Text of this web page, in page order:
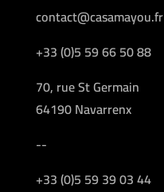
contact@casamayou.fr
+33 (0)5 59 66 50 88
70, rue St Germain
64190 Navarrenx
--
+33 (0)5 59 39 03 44